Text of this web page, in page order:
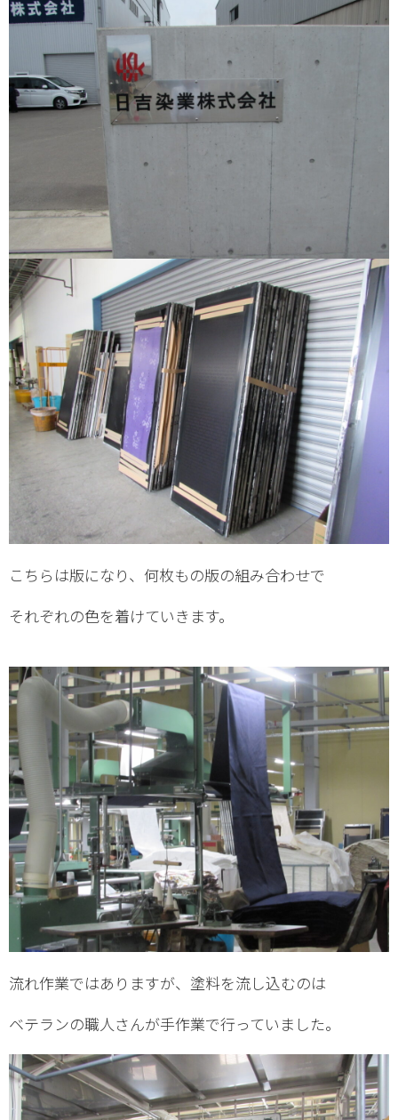
こちらは版になり、何枚もの版の組み合わせで
それぞれの色を着けていきます。
流れ作業ではありますが、塗料を流し込むのは
ベテランの職人さんが手作業で行っていました。